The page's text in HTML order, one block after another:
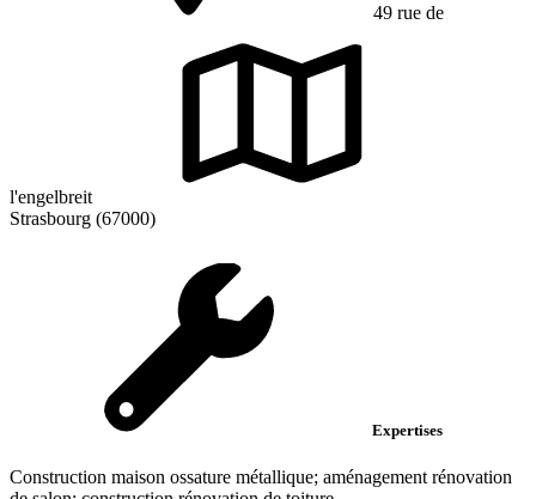
49 rue de
l'engelbreit
Strasbourg (67000)
Expertises
Construction maison ossature métallique; aménagement rénovation